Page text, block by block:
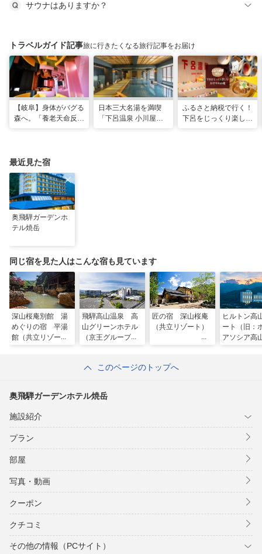
サウナはありますか？
トラベルガイド記事旅に行きたくなる旅行記事をお届け
【岐阜】身体がバグる
森へ。「養老天命反転
日本三大名湯を満喫
「下呂温泉 小川屋」
ふるさと納税で行く！
下呂をじっくり楽しむ
最近見た宿
奥飛騨ガーデンホ
テル焼岳
同じ宿を見た人はこんな宿も見ています
深山桜庵別館 湯
めぐりの宿 平湯
館（共立リゾー
飛騨高山温泉 高
山グリーンホテル
（京王グループホ
匠の宿 深山桜庵
（共立リゾート）
ヒルトン高
ート（旧：
アソシア高
このページのトップへ
奥飛騨ガーデンホテル焼岳
施設紹介
プラン
部屋
写真・動画
クーポン
クチコミ
その他の情報（PCサイト）